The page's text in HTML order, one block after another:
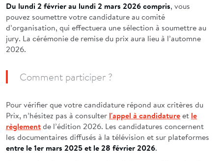
Du lundi 2 février au lundi 2 mars 2026 compris, vous
pouvez soumettre votre candidature au comité
d’organisation, qui effectuera une sélection à soumettre au
jury. La cérémonie de remise du prix aura lieu à l’automne
2026.
Comment participer ?
Pour vérifier que votre candidature répond aux critères du
Prix, n’hésitez pas à consulter l'appel à candidatureet le
règlementde l’édition 2026. Les candidatures concernent
les documentaires diffusés à la télévision et sur plateformes
entre le 1er mars 2025 et le 28 février 2026.